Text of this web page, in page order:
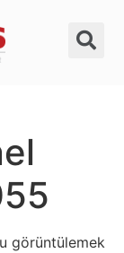
görüntülemek